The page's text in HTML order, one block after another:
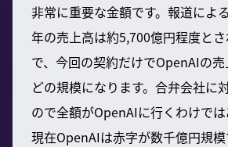
非常に重要な金額です。報道によ
年の売上高は約5,700億円程度と
で、今回の契約だけでOpenAIの
どの規模になります。合弁会社に
ので全額がOpenAIに行くわけでは
現在OpenAIは赤字が数千億円規